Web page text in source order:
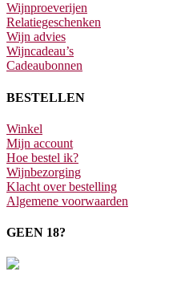
Wijnproeverijen
Relatiegeschenken
Wijn advies
Wijncadeau’s
Cadeaubonnen
BESTELLEN
Winkel
Mijn account
Hoe bestel ik?
Wijnbezorging
Klacht over bestelling
Algemene voorwaarden
GEEN 18?